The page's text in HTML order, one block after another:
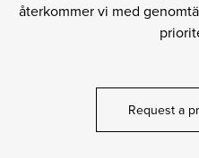
återkommer vi med
Request a